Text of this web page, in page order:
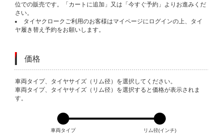
位での販売です。「カートに追加」又は「今すぐ予約」よりお進みくだ
さい。
タイヤクロークご利用のお客様はマイページにログインの上、タイ
ヤ履き替え予約をお願いします。
価格
VARIATIONS
車両タイプ、タイヤサイズ（リム径）を選択してください。
車両タイプ、タイヤサイズ（リム径）を選択すると価格が表示されま
す。
車両タイプ リム径(インチ)